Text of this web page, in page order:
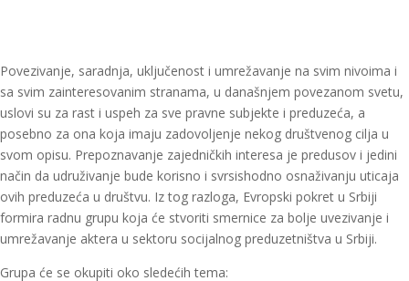
Povezivanje, saradnja, uključenost i umrežavanje na svim nivoima i
sa svim zainteresovanim stranama, u današnjem povezanom svetu,
uslovi su za rast i uspeh za sve pravne subjekte i preduzeća, a
posebno za ona koja imaju zadovoljenje nekog društvenog cilja u
svom opisu. Prepoznavanje zajedničkih interesa je predusov i jedini
način da udruživanje bude korisno i svrsishodno osnaživanju uticaja
ovih preduzeća u društvu. Iz tog razloga, Evropski pokret u Srbiji
formira radnu grupu koja će stvoriti smernice za bolje uvezivanje i
umrežavanje aktera u sektoru socijalnog preduzetništva u Srbiji.
Grupa će se okupiti oko sledećih tema: